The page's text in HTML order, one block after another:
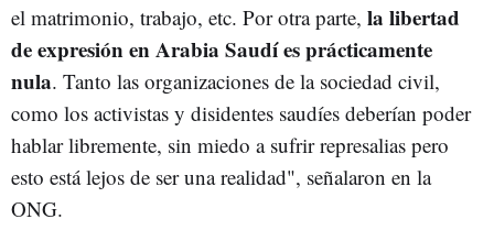
el matrimonio, trabajo, etc. Por otra parte, la libertad
de expresión en Arabia Saudí es prácticamente
nula. Tanto las organizaciones de la sociedad civil,
como los activistas y disidentes saudíes deberían poder
hablar libremente, sin miedo a sufrir represalias pero
esto está lejos de ser una realidad", señalaron en la
ONG.